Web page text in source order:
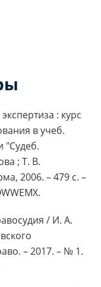
: курс
в учеб.
"Судеб.
; Т. В.
2006. – 479 с. –
/ И. А.
– 2017. – № 1.